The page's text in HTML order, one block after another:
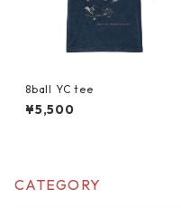
8ball YC tee
¥5,500
CATEGORY